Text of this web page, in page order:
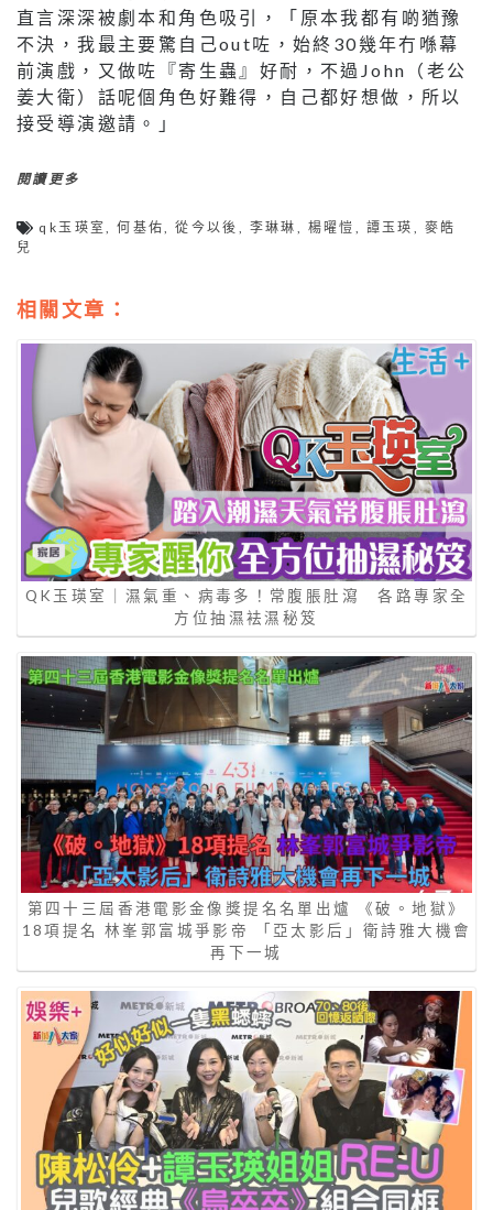
直言深深被劇本和角色吸引，「原本我都有啲猶豫
不決，我最主要驚自己out咗，始終30幾年冇喺幕
前演戲，又做咗『寄生蟲』好耐，不過John（老公
姜大衛）話呢個角色好難得，自己都好想做，所以
接受導演邀請。」
閱讀更多
qk玉瑛室 ,何基佑 ,從今以後 李琳琳 楊曜愷 譚玉瑛
麥皓
兒
相關文章：
QK玉瑛室｜濕氣重、病毒多！常腹脹肚瀉 各路專家全
方位抽濕袪濕秘笈
第四十三屆香港電影金像獎提名名單出爐 《破。地獄》
18項提名 林峯郭富城爭影帝 「亞太影后」衛詩雅大機會
再下一城